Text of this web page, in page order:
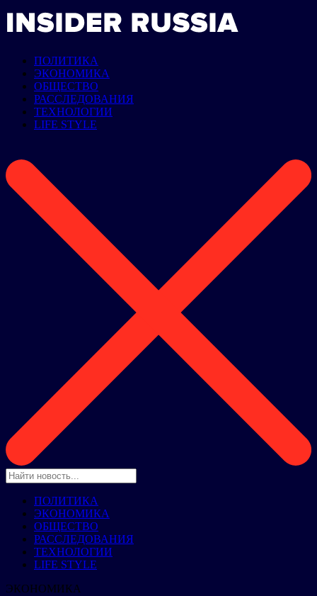
ПОЛИТИКА
ЭКОНОМИКА
ОБЩЕСТВО
РАССЛЕДОВАНИЯ
ТЕХНОЛОГИИ
LIFE STYLE
ПОЛИТИКА
ЭКОНОМИКА
ОБЩЕСТВО
РАССЛЕДОВАНИЯ
ТЕХНОЛОГИИ
LIFE STYLE
ЭКОНОМИКА